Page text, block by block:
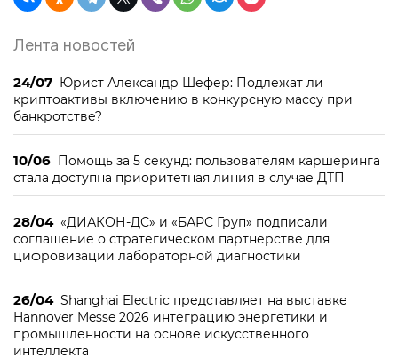
Лента новостей
24/07 Юрист Александр Шефер: Подлежат ли
криптоактивы включению в конкурсную массу при
банкротстве?
10/06 Помощь за 5 секунд: пользователям каршеринга
стала доступна приоритетная линия в случае ДТП
28/04 «ДИАКОН-ДС» и «БАРС Груп» подписали
соглашение о стратегическом партнерстве для
цифровизации лабораторной диагностики
26/04 Shanghai Electric представляет на выставке
Hannover Messe 2026 интеграцию энергетики и
промышленности на основе искусственного
интеллекта